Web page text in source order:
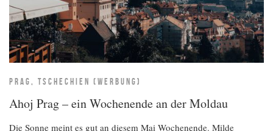
PRAG, TSCHECHIEN (WERBUNG)
Ahoj Prag – ein Wochenende an der Moldau
Die Sonne meint es gut an diesem Mai Wochenende. Milde